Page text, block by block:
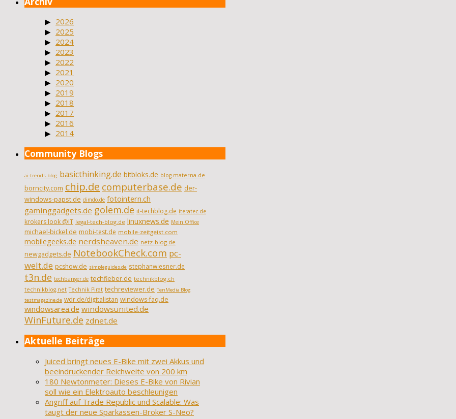
2026
2025
2024
2023
2022
2021
2020
2019
2018
2017
2016
2014
Community Blogs
ai-trends.blog basicthinking.de bitbloks.de blog.materna.de
borncity.com chip.de computerbase.de der-
windows-papst.de dimdo.de fotointern.ch
gaminggadgets.de golem.de it-techblog.de iteratec.de
krokers look @IT legal-tech-blog.de linuxnews.de Mein Office
michael-bickel.de mobi-test.de mobile-zeitgeist.com
mobilegeeks.de nerdsheaven.de netz-blog.de
newgadgets.de NotebookCheck.com pc-
welt.de pcshow.de simpleguides.de stephanwiesner.de
t3n.de techbanger.de techfieber.de technikblog.ch
technikblog.net Technik Pirat techreviewer.de TenMedia Blog
testmagazine.de wdr.de/digitalistan windows-faq.de
windowsarea.de windowsunited.de
WinFuture.de zdnet.de
Aktuelle Beiträge
Juiced bringt neues E-Bike mit zwei Akkus und
beeindruckender Reichweite von 200 km
180 Newtonmeter: Dieses E-Bike von Rivian
soll wie ein Elektroauto beschleunigen
Angriff auf Trade Republic und Scalable: Was
taugt der neue Sparkassen-Broker S-Neo?